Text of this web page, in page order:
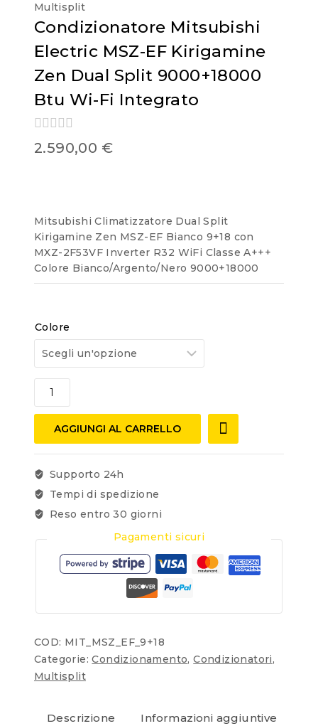
Multisplit
Condizionatore Mitsubishi
Electric MSZ-EF Kirigamine
Zen Dual Split 9000+18000
Btu Wi-Fi Integrato
0
out
2.590,00 €
Mitsubishi Climatizzatore Dual Split
Kirigamine Zen MSZ-EF Bianco 9+18 con
MXZ-2F53VF Inverter R32 WiFi Classe A+++
Colore Bianco/Argento/Nero 9000+18000
Colore
AGGIUNGI AL CARRELLO
Supporto 24h
Tempi di spedizione
Reso entro 30 giorni
Pagamenti sicuri
COD: MIT_MSZ_EF_9+18
Categorie:Condizionamento,Condizionatori,
Multisplit
Descrizione Informazioni aggiuntive